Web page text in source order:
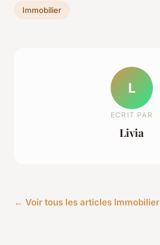
Immobilier
L
ECRIT PAR
Livia
← Voir tous les articles Immobilier